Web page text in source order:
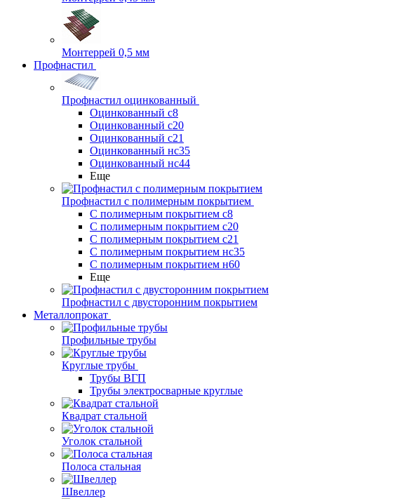
Монтеррей 0,5 мм
Профнастил
Профнастил оцинкованный
Оцинкованный с8
Оцинкованный с20
Оцинкованный с21
Оцинкованный нс35
Оцинкованный нс44
Еще
Профнастил с полимерным покрытием
С полимерным покрытием с8
С полимерным покрытием с20
С полимерным покрытием с21
С полимерным покрытием нс35
С полимерным покрытием н60
Еще
Профнастил с двусторонним покрытием
Металлопрокат
Профильные трубы
Круглые трубы
Трубы ВГП
Трубы электросварные круглые
Квадрат стальной
Уголок стальной
Полоса стальная
Швеллер